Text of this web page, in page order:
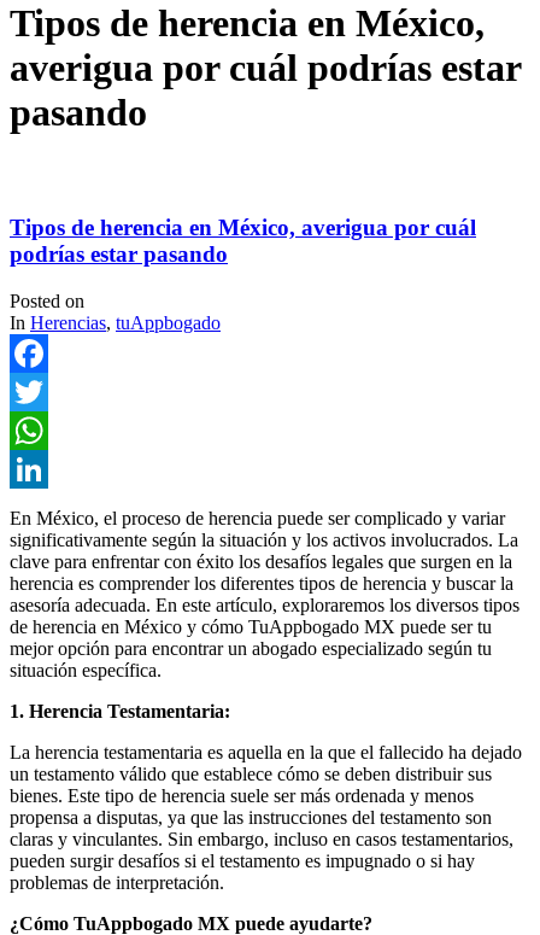
Tipos de herencia en México,
averigua por cuál podrías estar
pasando
Tipos de herencia en México, averigua por cuál
podrías estar pasando
Posted on
In Herencias, tuAppbogado
Facebook
Twitter
WhatsApp
LinkedIn
En México, el proceso de herencia puede ser complicado y variar
significativamente según la situación y los activos involucrados. La
clave para enfrentar con éxito los desafíos legales que surgen en la
herencia es comprender los diferentes tipos de herencia y buscar la
asesoría adecuada. En este artículo, exploraremos los diversos tipos
de herencia en México y cómo TuAppbogado MX puede ser tu
mejor opción para encontrar un abogado especializado según tu
situación específica.
1. Herencia Testamentaria:
La herencia testamentaria es aquella en la que el fallecido ha dejado
un testamento válido que establece cómo se deben distribuir sus
bienes. Este tipo de herencia suele ser más ordenada y menos
propensa a disputas, ya que las instrucciones del testamento son
claras y vinculantes. Sin embargo, incluso en casos testamentarios,
pueden surgir desafíos si el testamento es impugnado o si hay
problemas de interpretación.
¿Cómo TuAppbogado MX puede ayudarte?